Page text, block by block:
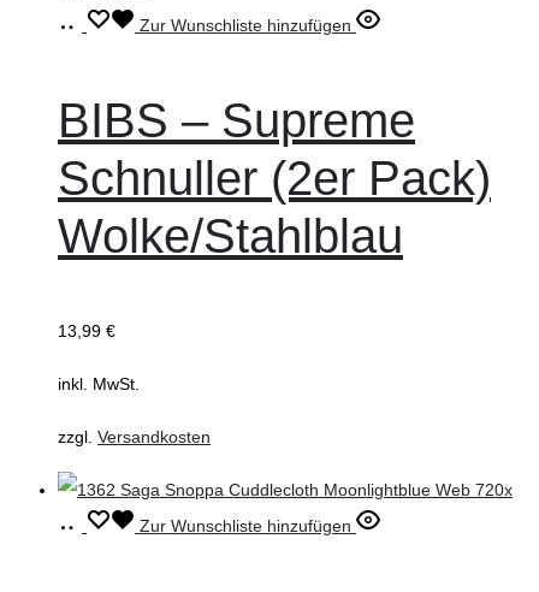
Ausführung
Dieses
mehrere
Varianten
auf.
Die
der
werden
Zur Wunschliste hinzufügen
BIBS – Supreme
Schnuller (2er Pack)
Wolke/Stahlblau
13,99 €
inkl. MwSt.
zzgl. Versandkosten
In
Zur Wunschliste hinzufügen